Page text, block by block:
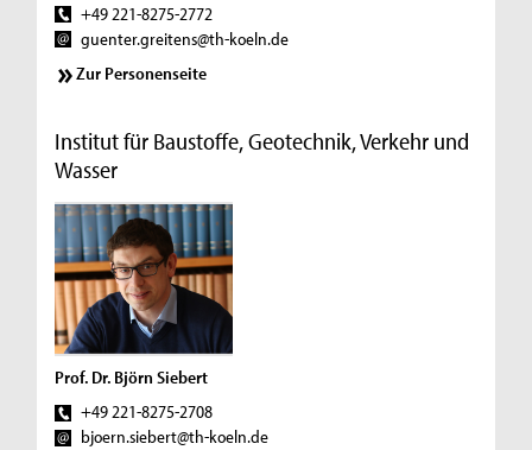
+49 221-8275-2772
guenter.greitens@th-koeln.de
Zur Personenseite
Institut für Baustoffe, Geotechnik, Verkehr und
Wasser
Prof. Dr. Björn Siebert
+49 221-8275-2708
bjoern.siebert@th-koeln.de